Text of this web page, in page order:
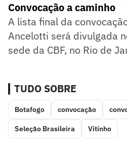
Convocação a caminho
A lista final da
Ancelotti será divulgada
sede da CBF, no Rio de
TUDO SOBRE
Botafogo convocação
Seleção Brasileira Vitinho